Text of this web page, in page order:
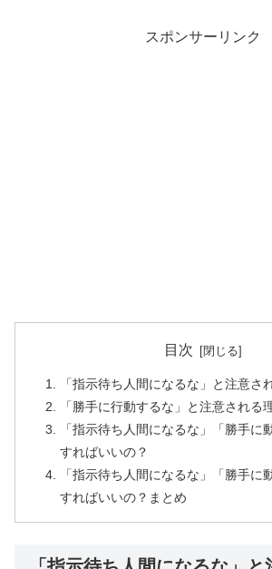
スポンサーリンク
目次
「指示待ち人間になるな」と注意さ
「勝手に行動するな」と注意される
「指示待ち人間になるな」「勝手に
すればいいの？
「指示待ち人間になるな」「勝手に
すればいいの？まとめ